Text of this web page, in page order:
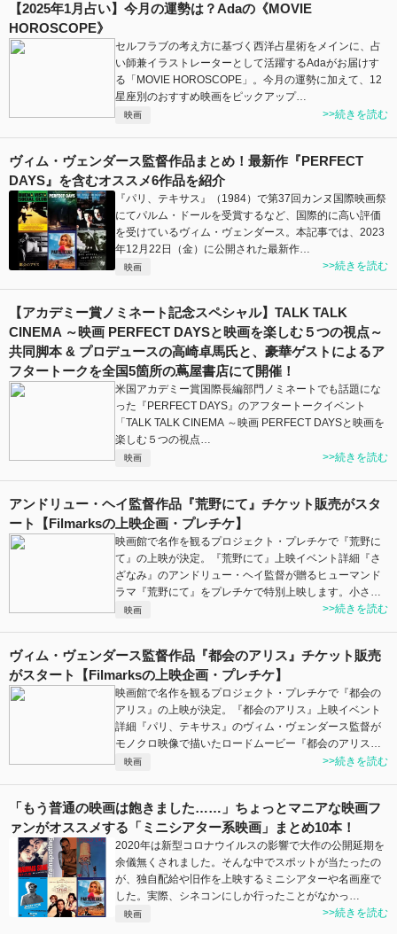
【2025年1月占い】今月の運勢は？Adaの《MOVIE
HOROSCOPE》
セルフラブの考え方に基づく西洋占星術をメインに、占
い師兼イラストレーターとして活躍するAdaがお届けす
る「MOVIE HOROSCOPE」。今月の運勢に加えて、12
星座別のおすすめ映画をピックアップ…
映画 >>続きを読む
ヴィム・ヴェンダース監督作品まとめ！最新作『PERFECT
DAYS』を含むオススメ6作品を紹介
『パリ、テキサス』（1984）で第37回カンヌ国際映画祭
にてパルム・ドールを受賞するなど、国際的に高い評価
を受けているヴィム・ヴェンダース。本記事では、2023
年12月22日（金）に公開された最新作…
映画 >>続きを読む
【アカデミー賞ノミネート記念スペシャル】TALK TALK
CINEMA ～映画 PERFECT DAYSと映画を楽しむ５つの視点～
共同脚本 & プロデュースの高崎卓馬氏と、豪華ゲストによるア
フタートークを全国5箇所の蔦屋書店にて開催！
米国アカデミー賞国際長編部門ノミネートでも話題にな
った『PERFECT DAYS』のアフタートークイベント
「TALK TALK CINEMA ～映画 PERFECT DAYSと映画を
楽しむ５つの視点…
映画 >>続きを読む
アンドリュー・ヘイ監督作品『荒野にて』チケット販売がスタ
ート【Filmarksの上映企画・プレチケ】
映画館で名作を観るプロジェクト・プレチケで『荒野に
て』の上映が決定。『荒野にて』上映イベント詳細『さ
ざなみ』のアンドリュー・ヘイ監督が贈るヒューマンド
ラマ『荒野にて』をプレチケで特別上映します。小さ…
映画 >>続きを読む
ヴィム・ヴェンダース監督作品『都会のアリス』チケット販売
がスタート【Filmarksの上映企画・プレチケ】
映画館で名作を観るプロジェクト・プレチケで『都会の
アリス』の上映が決定。『都会のアリス』上映イベント
詳細『パリ、テキサス』のヴィム・ヴェンダース監督が
モノクロ映像で描いたロードムービー『都会のアリス…
映画 >>続きを読む
「もう普通の映画は飽きました……」ちょっとマニアな映画フ
ァンがオススメする「ミニシアター系映画」まとめ10本！
2020年は新型コロナウイルスの影響で大作の公開延期を
余儀無くされました。そんな中でスポットが当たったの
が、独自配給や旧作を上映するミニシアターや名画座で
した。実際、シネコンにしか行ったことがなかっ…
映画 >>続きを読む